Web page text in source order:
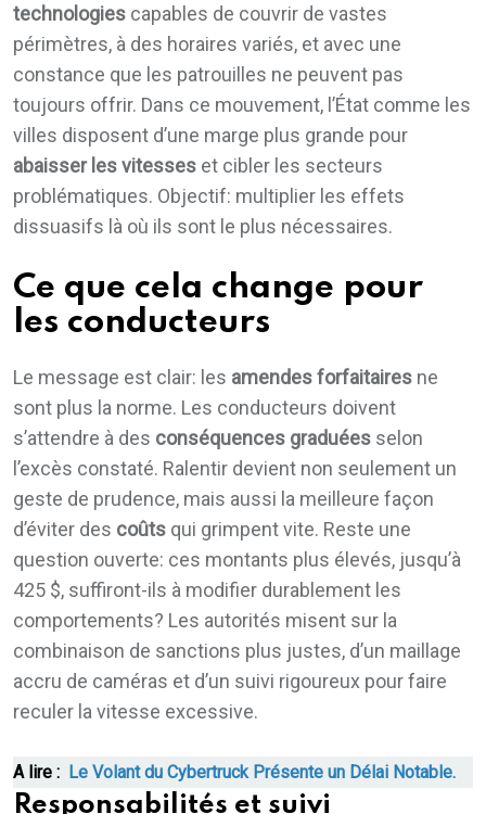
technologies capables de couvrir de vastes
périmètres, à des horaires variés, et avec une
constance que les patrouilles ne peuvent pas
toujours offrir. Dans ce mouvement, l’État comme les
villes disposent d’une marge plus grande pour
abaisser les vitesses et cibler les secteurs
problématiques. Objectif: multiplier les effets
dissuasifs là où ils sont le plus nécessaires.
Ce que cela change pour
les conducteurs
Le message est clair: les amendes forfaitaires ne
sont plus la norme. Les conducteurs doivent
s’attendre à des conséquences graduées selon
l’excès constaté. Ralentir devient non seulement un
geste de prudence, mais aussi la meilleure façon
d’éviter des coûts qui grimpent vite. Reste une
question ouverte: ces montants plus élevés, jusqu’à
425 $, suffiront-ils à modifier durablement les
comportements? Les autorités misent sur la
combinaison de sanctions plus justes, d’un maillage
accru de caméras et d’un suivi rigoureux pour faire
reculer la vitesse excessive.
A lire : Le Volant du Cybertruck Présente un Délai Notable.
Responsabilités et suivi